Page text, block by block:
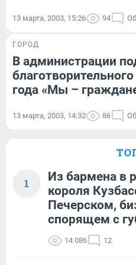
13 марта, 2003, 15:26 94
ГОРОД
В администрации
года «Мы –
13 марта, 2003, 14:32 86
1
Из бармена в
короля
Печерском,
спорящем с
14 086 12